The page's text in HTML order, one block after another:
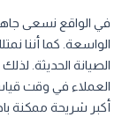
في الواقع نسعى
الواسعة. كما أننا
الصيانة الحديثة.
العملاء في وقت
أكبر شريحة ممكنة